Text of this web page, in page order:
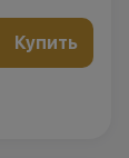
Купить